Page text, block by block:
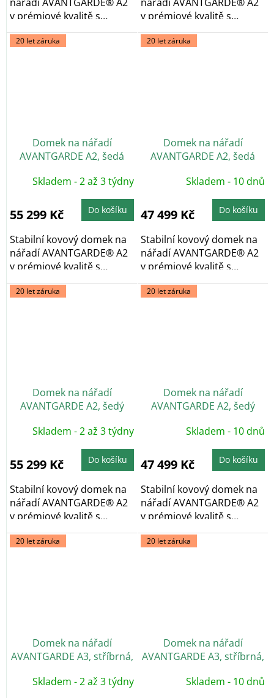
v prémiové kvalitě s
pultovou...
v prémiové kvalitě s
pultovou...
20 let záruka
Domek na nářadí
AVANTGARDE A2, šedá
Skladem - 2 až 3 týdny
55 299 Kč Do košíku
Stabilní kovový domek na
nářadí AVANTGARDE® A2
v prémiové kvalitě s
pultovou...
20 let záruka
Domek na nářadí
AVANTGARDE A2, šedá
dveře
Skladem - 10 dnů
47 499 Kč Do košíku
Stabilní kovový domek na
nářadí AVANTGARDE® A2
v prémiové kvalitě s
pultovou...
20 let záruka
Domek na nářadí
AVANTGARDE A2, šedý
Skladem - 2 až 3 týdny
55 299 Kč Do košíku
Stabilní kovový domek na
nářadí AVANTGARDE® A2
v prémiové kvalitě s
pultovou...
20 let záruka
Domek na nářadí
AVANTGARDE A2, šedý
Skladem - 10 dnů
47 499 Kč Do košíku
Stabilní kovový domek na
nářadí AVANTGARDE® A2
v prémiové kvalitě s
pultovou...
20 let záruka
Domek na nářadí
AVANTGARDE A3, stříbrná,
Skladem - 2 až 3 týdny
20 let záruka
Domek na nářadí
AVANTGARDE A3, stříbrná,
Skladem - 10 dnů